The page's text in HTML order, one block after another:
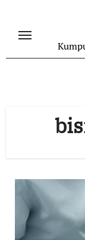
content